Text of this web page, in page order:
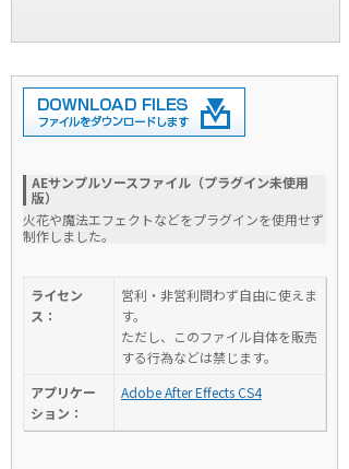
AEサンプルソースファイル（プラグイン未使用
版）
火花や魔法エフェクトなどをプラグインを使用せず
制作しました。
ライセン
ス：
営利・非営利問わず自由に使えま
す。
ただし、このファイル自体を販売
する行為などは禁じます。
アプリケー
ション：
Adobe After Effects CS4